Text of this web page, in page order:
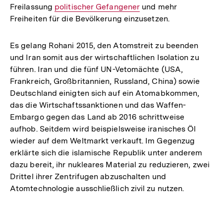
Freilassung Interner
Link:
politischer Gefangener und mehr
Freiheiten für die Bevölkerung einzusetzen.
Es gelang Rohani 2015, den Atomstreit zu beenden
und Iran somit aus der wirtschaftlichen Isolation zu
führen. Iran und die fünf UN-Vetomächte (USA,
Frankreich, Großbritannien, Russland, China) sowie
Deutschland einigten sich auf ein Atomabkommen,
das die Wirtschaftssanktionen und das Waffen-
Embargo gegen das Land ab 2016 schrittweise
aufhob. Seitdem wird beispielsweise iranisches Öl
wieder auf dem Weltmarkt verkauft. Im Gegenzug
erklärte sich die islamische Republik unter anderem
dazu bereit, ihr nukleares Material zu reduzieren, zwei
Drittel ihrer Zentrifugen abzuschalten und
Atomtechnologie ausschließlich zivil zu nutzen.